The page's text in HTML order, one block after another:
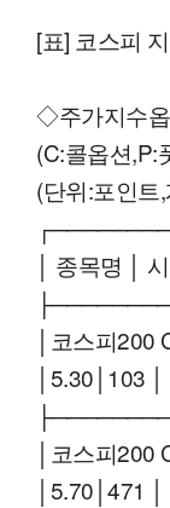
[표] 코스피
◇주가지수
(C:콜옵션,P:
(단위:포인트
│ 종목명 │
│코스피200
│5.30│103 │
│코스피200
│5.70│471 │